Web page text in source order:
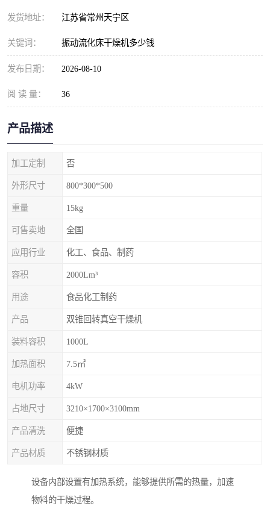
发货地址： 江苏省常州天宁区
关键词： 振动流化床干燥机多少钱
发布日期： 2026-08-10
阅 读 量： 36
产品描述
加工定制 否
外形尺寸 800*300*500
重量 15kg
可售卖地 全国
应用行业 化工、食品、制药
容积 2000Lm³
用途 食品化工制药
产品 双锥回转真空干燥机
装料容积 1000L
加热面积 7.5㎡
电机功率 4kW
占地尺寸 3210×1700×3100mm
产品清洗 便捷
产品材质 不锈钢材质
设备内部设置有加热系统，能够提供所需的热量，加速
物料的干燥过程。